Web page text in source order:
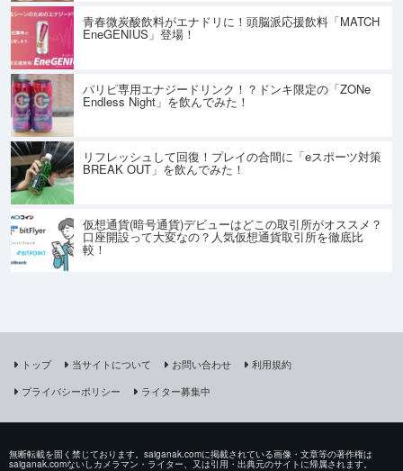
青春微炭酸飲料がエナドリに！頭脳派応援飲料「MATCH
EneGENIUS」登場！
パリピ専用エナジードリンク！？ドンキ限定の「ZONe
Endless Night」を飲んでみた！
リフレッシュして回復！プレイの合間に「eスポーツ対策
BREAK OUT」を飲んでみた！
仮想通貨(暗号通貨)デビューはどこの取引所がオススメ？
口座開設って大変なの？人気仮想通貨取引所を徹底比
較！
トップ 当サイトについて お問い合わせ
利用規約
プライバシーポリシー
ライター募集中
無断転載を固く禁じております。saiganak.comに掲載されている画像・文章等の著作権は
saiganak.comないしカメラマン・ライター、又は引用・出典元のサイトに帰属されます。